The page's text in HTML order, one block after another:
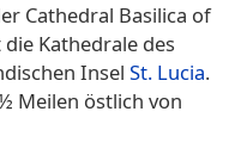
Cathedral Basilica of
Kathedrale des
Insel St. Lucia.
Meilen östlich von